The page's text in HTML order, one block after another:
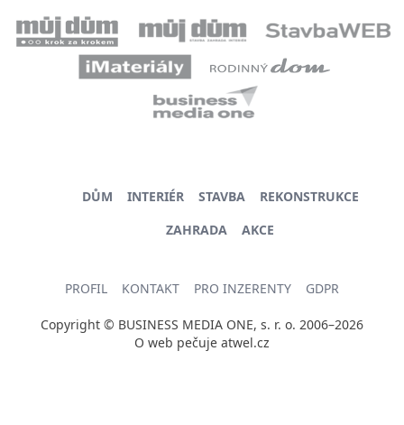
DŮM INTERIÉR STAVBA
REKONSTRUKCE
ZAHRADA
AKCE
PROFIL KONTAKT PRO INZERENTY GDPR
Copyright © BUSINESS MEDIA ONE, s. r. o. 2006–2026